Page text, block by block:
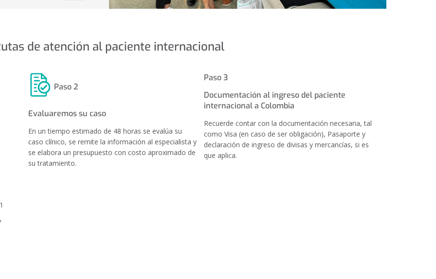
slide
de atención al paciente internacional
Paso 2
Evaluaremos su caso
En un tiempo estimado de 48 horas se evalúa su
caso clínico, se remite la información al especialista y
se elabora un presupuesto con costo aproximado de
su tratamiento.
Paso 3
Documentación al ingreso del paciente
internacional a Colombia
Recuerde contar con la documentación necesaria, tal
como Visa (en caso de ser obligación), Pasaporte y
declaración de ingreso de divisas y mercancías, si es
que aplica.